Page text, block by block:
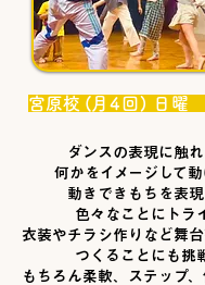
ダンスの表現に触れ
何かをイメージして動
動きできもちを表現
色々なことにトラ
衣装やチラシ作りなど舞
つくることにも挑
もちろん柔軟、ステップ
宮原校 (月4回) 日